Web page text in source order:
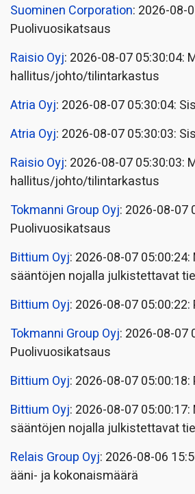
Suominen Corporation: 2026-08-
Puolivuosikatsaus
Raisio Oyj: 2026-08-07 05:30:04:
hallitus/johto/tilintarkastus
Atria Oyj: 2026-08-07 05:30:04:
Atria Oyj: 2026-08-07 05:30:03:
Raisio Oyj: 2026-08-07 05:30:03:
hallitus/johto/tilintarkastus
Tokmanni Group Oyj: 2026-08-07
Puolivuosikatsaus
Bittium Oyj: 2026-08-07
sääntöjen nojalla julkistettavat
Bittium Oyj: 2026-08-07
Tokmanni Group Oyj: 2026-08-07
Puolivuosikatsaus
Bittium Oyj: 2026-08-07
Bittium Oyj: 2026-08-07
sääntöjen nojalla julkistettavat
Relais Group Oyj: 2026-08-06
ääni- ja kokonaismäärä